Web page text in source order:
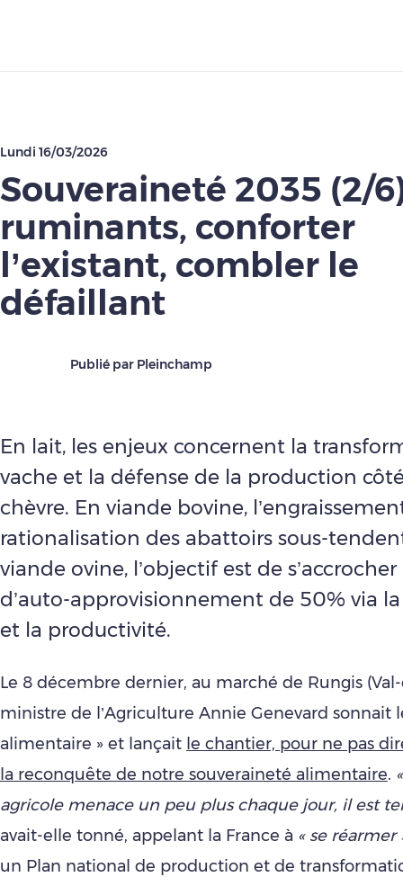
Lundi 16/03/2026
Souveraineté 2035 (2/
ruminants, conforter
l’existant, combler le
défaillant
Publié par Pleinchamp
En lait, les enjeux concernent la
vache et la défense de la production
chèvre. En viande bovine,
rationalisation des abattoirs sous-
viande ovine, l’objectif est de
d’auto-approvisionnement de 50% via
et la productivité.
Le 8 décembre dernier, au marché de Rungis
ministre de l’Agriculture Annie Genevard sonnait
alimentaire » et lançait le chantier, pour ne pas
la reconquête de notre souveraineté alimentaire.
agricole menace un peu plus chaque jour, il est
avait-elle tonné, appelant la France à « se réarmer
un Plan national de production et de